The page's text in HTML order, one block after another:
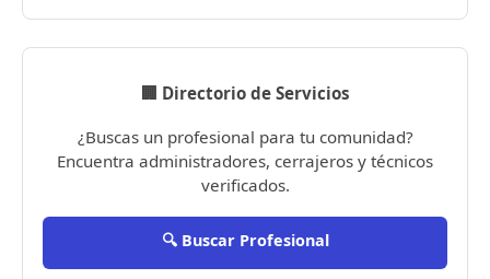
🏢 Directorio de Servicios
¿Buscas un profesional para tu comunidad?
Encuentra administradores, cerrajeros y técnicos
verificados.
🔍 Buscar Profesional